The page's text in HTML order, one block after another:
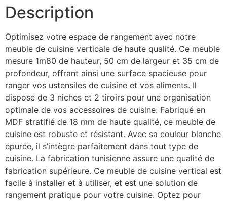
Description
Optimisez votre espace de rangement avec notre
meuble de cuisine verticale de haute qualité. Ce meuble
mesure 1m80 de hauteur, 50 cm de largeur et 35 cm de
profondeur, offrant ainsi une surface spacieuse pour
ranger vos ustensiles de cuisine et vos aliments. Il
dispose de 3 niches et 2 tiroirs pour une organisation
optimale de vos accessoires de cuisine. Fabriqué en
MDF stratifié de 18 mm de haute qualité, ce meuble de
cuisine est robuste et résistant. Avec sa couleur blanche
épurée, il s’intègre parfaitement dans tout type de
cuisine. La fabrication tunisienne assure une qualité de
fabrication supérieure. Ce meuble de cuisine vertical est
facile à installer et à utiliser, et est une solution de
rangement pratique pour votre cuisine. Optez pour